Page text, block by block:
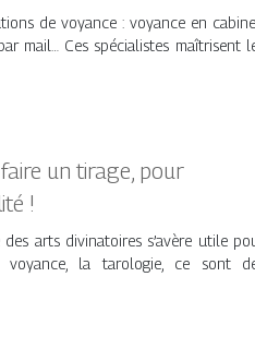
de voyance : voyance en
mail… Ces spécialistes maîtrisent
un tirage, pour
!
arts divinatoires s’avère utile
voyance, la tarologie, ce sont